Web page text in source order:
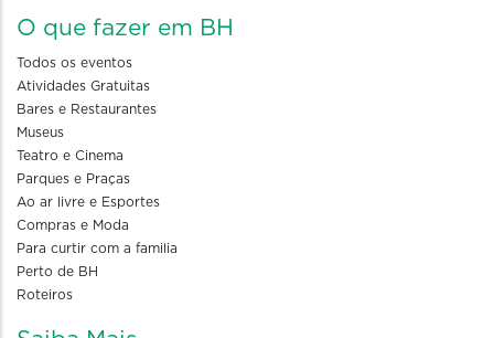
O que fazer em BH
Todos os eventos
Atividades Gratuitas
Bares e Restaurantes
Museus
Teatro e Cinema
Parques e Praças
Ao ar livre e Esportes
Compras e Moda
Para curtir com a familia
Perto de BH
Roteiros